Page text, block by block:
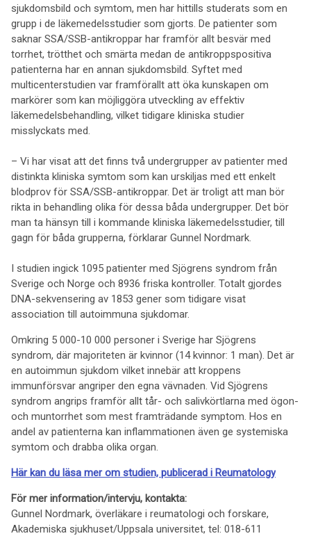
sjukdomsbild och symtom, men har hittills studerats som en
grupp i de läkemedelsstudier som gjorts. De patienter som
saknar SSA/SSB-antikroppar har framför allt besvär med
torrhet, trötthet och smärta medan de antikroppspositiva
patienterna har en annan sjukdomsbild. Syftet med
multicenterstudien var framförallt att öka kunskapen om
markörer som kan möjliggöra utveckling av effektiv
läkemedelsbehandling, vilket tidigare kliniska studier
misslyckats med.
– Vi har visat att det finns två undergrupper av patienter med
distinkta kliniska symtom som kan urskiljas med ett enkelt
blodprov för SSA/SSB-antikroppar. Det är troligt att man bör
rikta in behandling olika för dessa båda undergrupper. Det bör
man ta hänsyn till i kommande kliniska läkemedelsstudier, till
gagn för båda grupperna, förklarar Gunnel Nordmark.
I studien ingick 1095 patienter med Sjögrens syndrom från
Sverige och Norge och 8936 friska kontroller. Totalt gjordes
DNA-sekvensering av 1853 gener som tidigare visat
association till autoimmuna sjukdomar.
Omkring 5 000-10 000 personer i Sverige har Sjögrens
syndrom, där majoriteten är kvinnor (14 kvinnor: 1 man). Det är
en autoimmun sjukdom vilket innebär att kroppens
immunförsvar angriper den egna vävnaden. Vid Sjögrens
syndrom angrips framför allt tår- och salivkörtlarna med ögon-
och muntorrhet som mest framträdande symptom. Hos en
andel av patienterna kan inflammationen även ge systemiska
symtom och drabba olika organ.
Här kan du läsa mer om studien, publicerad i Reumatology
För mer information/intervju, kontakta:
Gunnel Nordmark, överläkare i reumatologi och forskare,
Akademiska sjukhuset/Uppsala universitet, tel: 018-611